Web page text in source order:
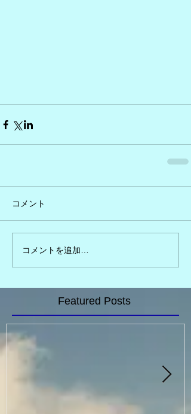
コメント
コメントを追加…
Featured Posts